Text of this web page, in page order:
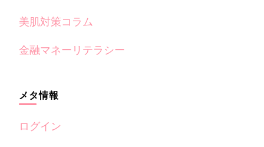
美肌対策コラム
金融マネーリテラシー
メタ情報
ログイン